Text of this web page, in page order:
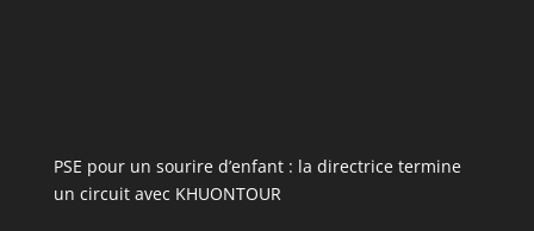
PSE pour un sourire d’enfant : la directrice termine
un circuit avec KHUONTOUR